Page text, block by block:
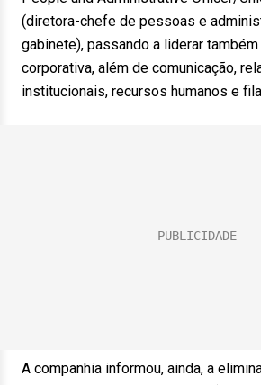
(diretora-chefe de pessoas e
gabinete), passando a liderar
corporativa, além de comunicação,
institucionais, recursos humanos e
A companhia informou, ainda, a